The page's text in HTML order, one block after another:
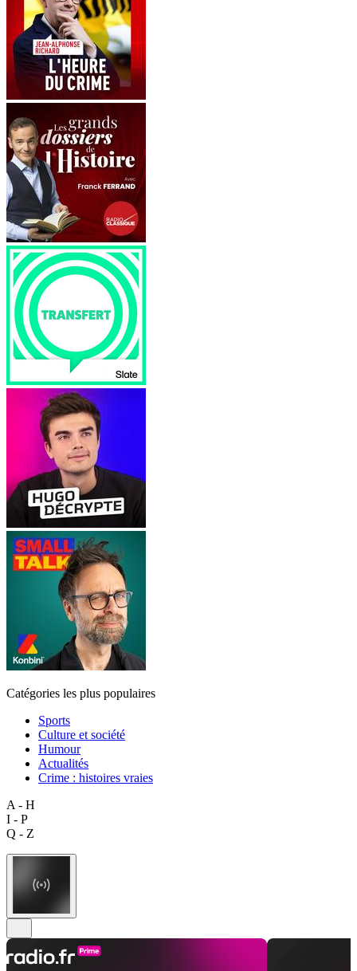
Catégories les plus populaires
Sports
Culture et société
Humour
Actualités
Crime : histoires vraies
A - H
I - P
Q - Z